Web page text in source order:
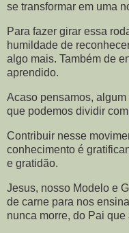
se transformar em uma
Para fazer girar essa
humildade de
algo mais. Também de
aprendido.
Acaso pensamos,
que podemos dividir
Contribuir nesse
conhecimento é
e gratidão.
Jesus, nosso Modelo e
de carne para nos
nunca morre, do Pai que